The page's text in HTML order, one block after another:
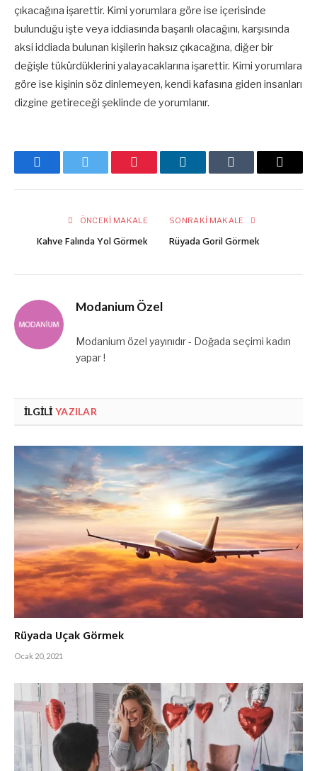
çıkacağına işarettir. Kimi yorumlara göre ise içerisinde
bulunduğu işte veya iddiasında başarılı olacağını, karşısında
aksi iddiada bulunan kişilerin haksız çıkacağına, diğer bir
değişle tükürdüklerini yalayacaklarına işarettir. Kimi yorumlara
göre ise kişinin söz dinlemeyen, kendi kafasına giden insanları
dizgine getireceği şeklinde de yorumlanır.
FacebookTwitter Pinterest LinkedInTumblr
E-
ÖNCEKI MAKALE
Kahve Falında Yol Görmek
SONRAKI MAKALE
Rüyada Goril Görmek
Modanium Özel
Modanium özel yayınıdır - Doğada seçimi kadın
yapar !
İLGILI YAZILAR
Rüyada Uçak Görmek
Ocak 20, 2021